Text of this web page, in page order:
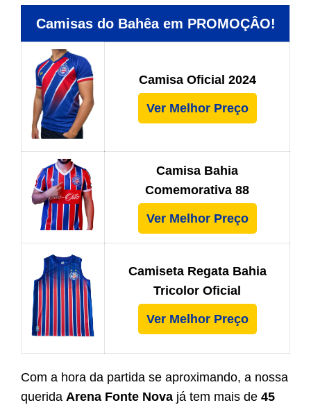
Camisas do Bahêa em PROMOÇÂO!
Camisa Oficial 2024
Ver Melhor Preço
Camisa Bahia
Comemorativa 88
Ver Melhor Preço
Camiseta Regata Bahia
Tricolor Oficial
Ver Melhor Preço
Com a hora da partida se aproximando, a nossa
querida Arena Fonte Nova já tem mais de 45